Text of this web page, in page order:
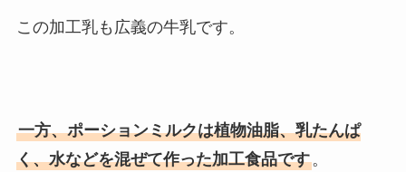
この加工乳も広義の牛乳です。
一方、ポーションミルクは植物油脂、乳たんぱ
く、水などを混ぜて作った加工食品です。